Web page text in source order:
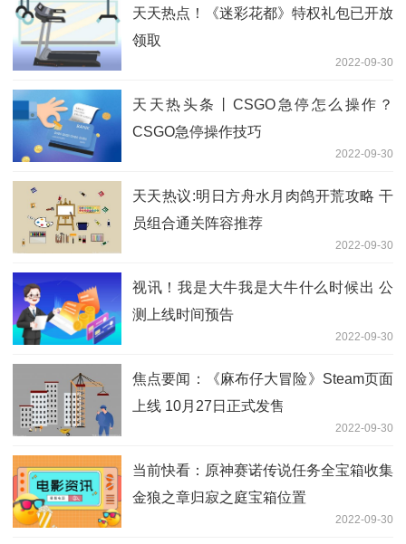
天天热点！《迷彩花都》特权礼包已开放
领取
2022-09-30
天天热头条丨CSGO急停怎么操作？
CSGO急停操作技巧
2022-09-30
天天热议:明日方舟水月肉鸽开荒攻略 干
员组合通关阵容推荐
2022-09-30
视讯！我是大牛我是大牛什么时候出 公
测上线时间预告
2022-09-30
焦点要闻：《麻布仔大冒险》Steam页面
上线 10月27日正式发售
2022-09-30
当前快看：原神赛诺传说任务全宝箱收集
金狼之章归寂之庭宝箱位置
2022-09-30